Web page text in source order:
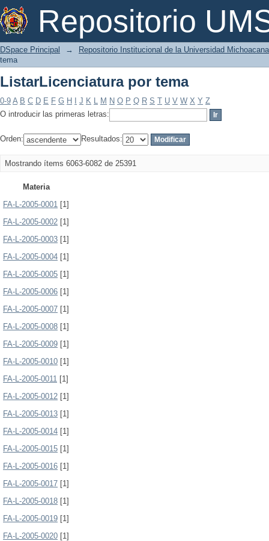
Repositorio
ListarLicenciatura por tema
DSpace Principal →
Repositorio Institucional de la Universidad
tema
ListarLicenciatura por tema
0-9 A B C D E F G H J K L M N O P Q R S T U V W X Y Z
O introducir las primeras letras:
Orden: Resultados:
Mostrando ítems 6063-6082 de 25391
Materia
FA-L-2005-0001 [1]
FA-L-2005-0002 [1]
FA-L-2005-0003 [1]
FA-L-2005-0004 [1]
FA-L-2005-0005 [1]
FA-L-2005-0006 [1]
FA-L-2005-0007 [1]
FA-L-2005-0008 [1]
FA-L-2005-0009 [1]
FA-L-2005-0010 [1]
FA-L-2005-0011 [1]
FA-L-2005-0012 [1]
FA-L-2005-0013 [1]
FA-L-2005-0014 [1]
FA-L-2005-0015 [1]
FA-L-2005-0016 [1]
FA-L-2005-0017 [1]
FA-L-2005-0018 [1]
FA-L-2005-0019 [1]
FA-L-2005-0020 [1]